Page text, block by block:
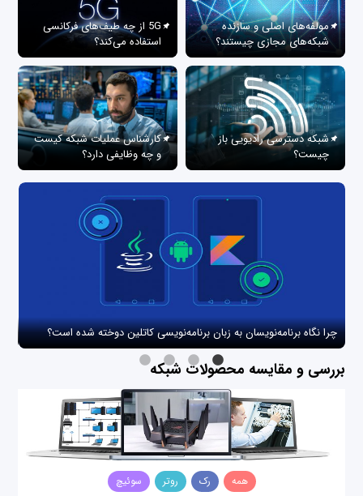
مولفه‌های اصلی و سازنده
شبکه‌های مجازی چیستند؟
5G از چه طیف‌های فرکانسی
استفاده می‌کند؟
شبکه دسترسی رادیویی باز
چیست؟
کارشناس عملیات شبکه کیست
و چه وظایفی دارد؟
چرا نگاه برنامه‌نویسان به زبان برنامه‌نویسی کاتلین دوخته شده است؟
بررسی و مقایسه محصولات شبکه
همه رک روتر سوئیچ